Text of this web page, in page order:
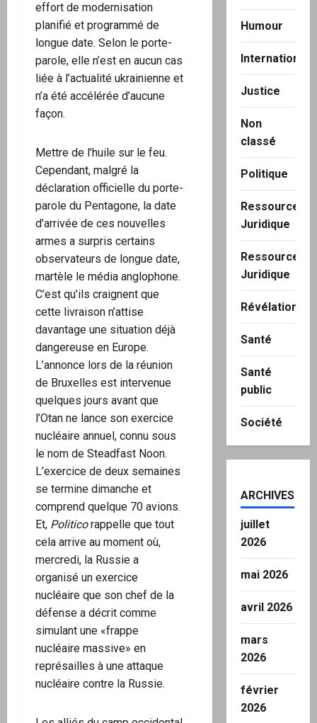
effort de modernisation
planifié et programmé de
longue date. Selon le porte-
parole, elle n’est en aucun cas
liée à l’actualité ukrainienne et
n’a été accélérée d’aucune
façon.
Mettre de l’huile sur le feu.
Cependant, malgré la
déclaration officielle du porte-
parole du Pentagone, la date
d’arrivée de ces nouvelles
armes a surpris certains
observateurs de longue date,
martèle le média anglophone.
C’est qu’ils craignent que
cette livraison n’attise
davantage une situation déjà
dangereuse en Europe.
L’annonce lors de la réunion
de Bruxelles est intervenue
quelques jours avant que
l’Otan ne lance son exercice
nucléaire annuel, connu sous
le nom de Steadfast Noon.
L’exercice de deux semaines
se termine dimanche et
comprend quelque 70 avions.
Et, Politicorappelle que tout
cela arrive au moment où,
mercredi, la Russie a
organisé un exercice
nucléaire que son chef de la
défense a décrit comme
simulant une «frappe
nucléaire massive» en
représailles à une attaque
nucléaire contre la Russie.
Humour
International
Justice
Non
classé
Politique
Ressource
Juridique
Ressource
Juridique
Révélation
Santé
Santé
public
Société
ARCHIVES
juillet
2026
mai 2026
avril 2026
mars
2026
février
2026